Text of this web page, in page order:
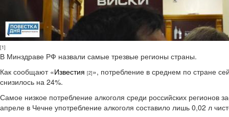
[1]
В Минздраве РФ назвали самые трезвые регионы страны.
Как сообщают «Известия [2]», потребление в среднем по стране
снизилось на 24%.
Самое низкое потребление алкоголя среди российских
апреле в Чечне употребление алкоголя составило лишь 0,02 л